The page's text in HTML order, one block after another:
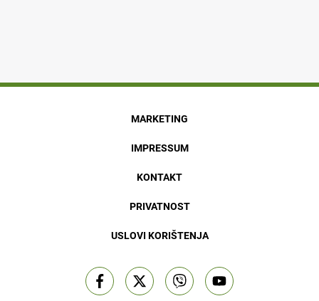
MARKETING
IMPRESSUM
KONTAKT
PRIVATNOST
USLOVI KORIŠTENJA